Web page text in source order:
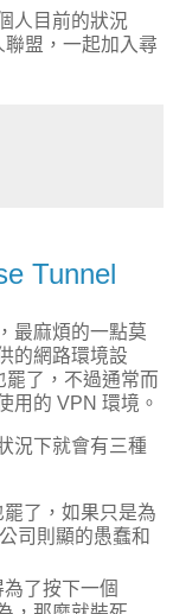
人目前的狀況
盟，一起加入尋
Tunnel
最麻煩的一點莫
的網路環境設
了，不過通常而
用的 VPN 環境。
況下就會有三種
了，如果只是為
司則顯的愚蠢和
了按下一個